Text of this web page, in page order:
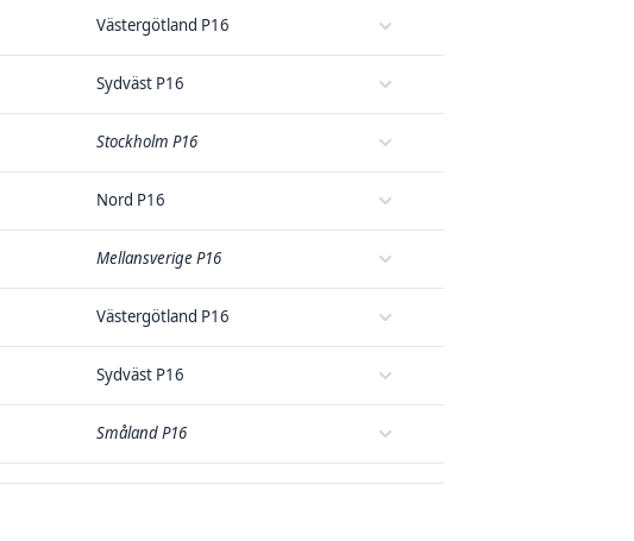
Västergötland P16
Sydväst P16
Stockholm P16
Nord P16
Mellansverige P16
Västergötland P16
Sydväst P16
Småland P16